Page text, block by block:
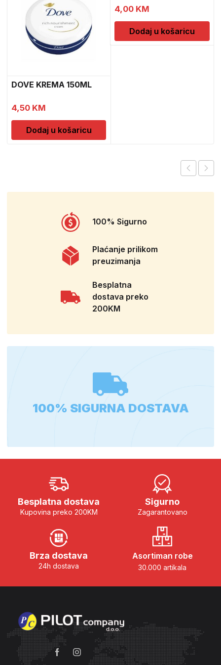
DOVE KREMA 150ML
4,50 KM
Dodaj u košaricu
4,00 KM
Dodaj u košaricu
100% Sigurno
Plaćanje prilikom
preuzimanja
Besplatna
dostava preko
200KM
100% SIGURNA DOSTAVA
Besplatna dostava
Kupovina preko 200KM
Sigurno
Zagarantovano
Brza dostava
24h dostava
Asortiman robe
30.000 artikala